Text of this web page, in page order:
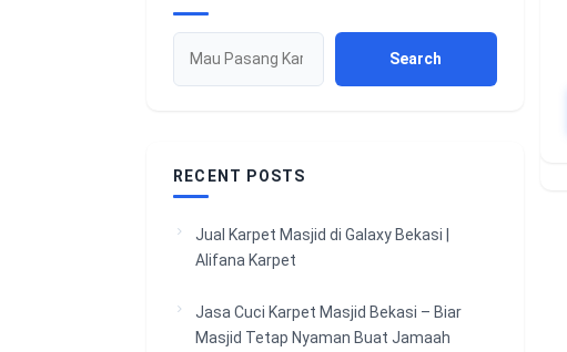
Search
RECENT POSTS
Jual Karpet Masjid di Galaxy Bekasi |
Alifana Karpet
Jasa Cuci Karpet Masjid Bekasi – Biar
Masjid Tetap Nyaman Buat Jamaah